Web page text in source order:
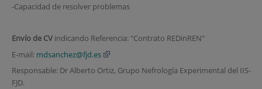
-Capacidad de resolver problemas
Envío de CV indicando Referencia: "Contrato REDinREN"
E-mail: mdsanchez@fjd.es
Responsable: Dr Alberto Ortiz, Grupo Nefrología Experimental del IIS-
FJD.